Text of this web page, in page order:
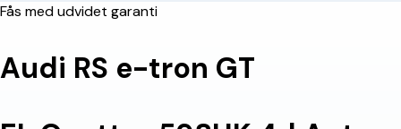
Fås med udvidet garanti
Audi RS e-tron GT